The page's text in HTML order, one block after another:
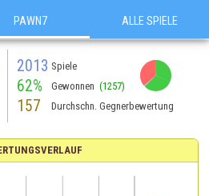
PAWN7 ALLE SPIELE
2013 Spiele
62% Gewonnen (1257)
157 Durchschn. Gegnerbewertung